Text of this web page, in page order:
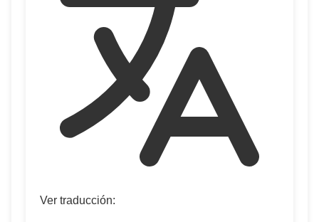
Ver traducción: